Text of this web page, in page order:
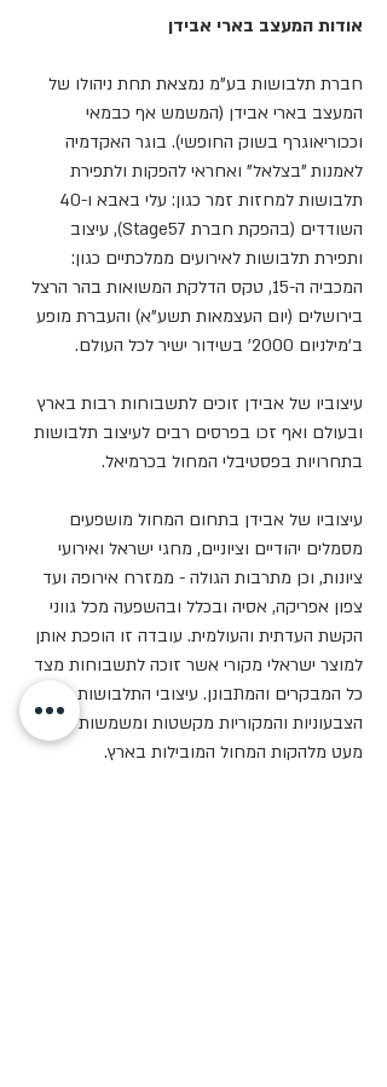
אודות המעצב בארי אבידן
חברת תלבושות בע"מ נמצאת תחת ניהולו של
המעצב בארי אבידן (המשמש אף כבמאי
וככוריאוגרף בשוק החופשי). בוגר האקדמיה
לאמנות "בצלאל" ואחראי להפקות ולתפירת
תלבושות למחזות זמר כגון: עלי באבא ו-40
השודדים (בהפקת חברת Stage57), עיצוב
ותפירת תלבושות לאירועים ממלכתיים כגון:
המכביה ה-15, טקס הדלקת המשואות בהר הרצל
בירושלים (יום העצמאות תשע"א) והעברת מופע
ב'מילניום 2000' בשידור ישיר לכל העולם.
עיצוביו של אבידן זוכים לתשבוחות רבות בארץ
ובעולם ואף זכו בפרסים רבים לעיצוב תלבושות
בתחרויות בפסטיבלי המחול בכרמיאל.
עיצוביו של אבידן בתחום המחול מושפעים
מסמלים יהודיים וציוניים, מחגי ישראל ואירועי
ציונות, וכן מתרבות הגולה - ממזרח אירופה ועד
צפון אפריקה, אסיה ובכלל ובהשפעה מכל גווני
הקשת העדתית והעולמית. עובדה זו הופכת אותן
למוצר ישראלי מקורי אשר זוכה לתשבוחות מצד
כל המבקרים והמתבונן. עיצובי התלבושות
הצבעוניות והמקוריות מקשטות ומשמשות לא
מעט מלהקות המחול המובילות בארץ.